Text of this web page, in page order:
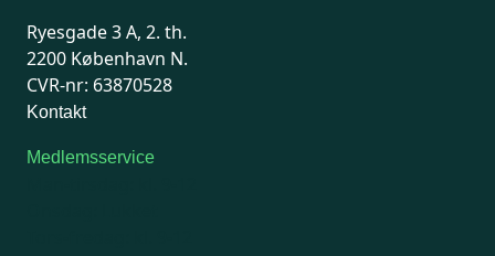
Ryesgade 3 A, 2. th.
2200 København N.
CVR-nr: 63870528
Kontakt
Medlemsservice